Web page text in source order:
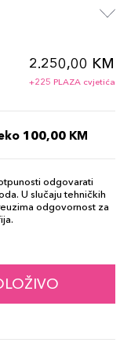
2.250,00 KM
+225 PLAZA cvjetića
100,00 KM
odgovarati
U slučaju tehničkih
odgovornost za